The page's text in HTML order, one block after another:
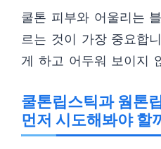
쿨톤 피부와 어울리는
르는 것이 가장 중요합
게 하고 어두워 보이지
쿨톤립스틱과 웜톤
먼저 시도해봐야 할